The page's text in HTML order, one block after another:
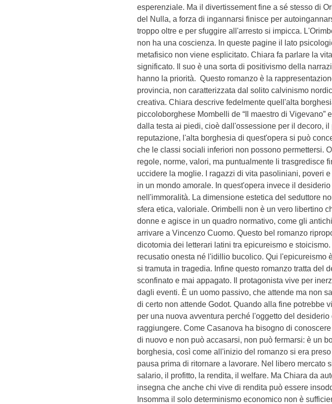
esperenziale. Ma il divertissement fine a sé stesso di
del Nulla, a forza di ingannarsi finisce per
troppo oltre e per sfuggire all'arresto si impicca.
non ha una coscienza. In queste pagine il lato
metafisico non viene esplicitato. Chiara fa parlare la
significato. Il suo è una sorta di positivismo della
hanno la priorità. Questo romanzo è la
provincia, non caratterizzata dal solito calvinismo
creativa. Chiara descrive fedelmente quell'alta
piccoloborghese Mombelli de “Il maestro di Vigevano”
dalla testa ai piedi, cioè dall'ossessione per il decoro, il
reputazione, l'alta borghesia di quest'opera si può
che le classi sociali inferiori non possono permettersi.
regole, norme, valori, ma puntualmente li trasgredisce
uccidere la moglie. I ragazzi di vita pasoliniani, poveri
in un mondo amorale. In quest'opera invece il
nell'immoralità. La dimensione estetica del seduttore
sfera etica, valoriale. Orimbelli non è un vero libertino
donne e agisce in un quadro normativo, come gli
arrivare a Vincenzo Cuomo. Questo bel romanzo
dicotomia dei letterari latini tra epicureismo e
recusatio onesta né l'idillio bucolico. Qui l'epicureismo
si tramuta in tragedia. Infine questo romanzo tratta del
sconfinato e mai appagato. Il protagonista vive per
dagli eventi. È un uomo passivo, che attende ma non
di certo non attende Godot. Quando alla fine potrebbe
per una nuova avventura perché l'oggetto del
raggiungere. Come Casanova ha bisogno di
di nuovo e non può accasarsi, non può fermarsi: è un
borghesia, così come all'inizio del romanzo si era
pausa prima di ritornare a lavorare. Nel libero mercato
salario, il profitto, la rendita, il welfare. Ma Chiara da
insegna che anche chi vive di rendita può essere
Insomma il solo determinismo economico non è